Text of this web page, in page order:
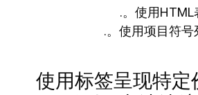
使用HTML
使用项目符号
使用标签呈现特定